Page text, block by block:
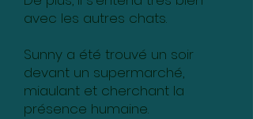
avec les autres chats.
Sunny a été trouvé un soir
devant un supermarché,
miaulant et cherchant la
présence humaine.